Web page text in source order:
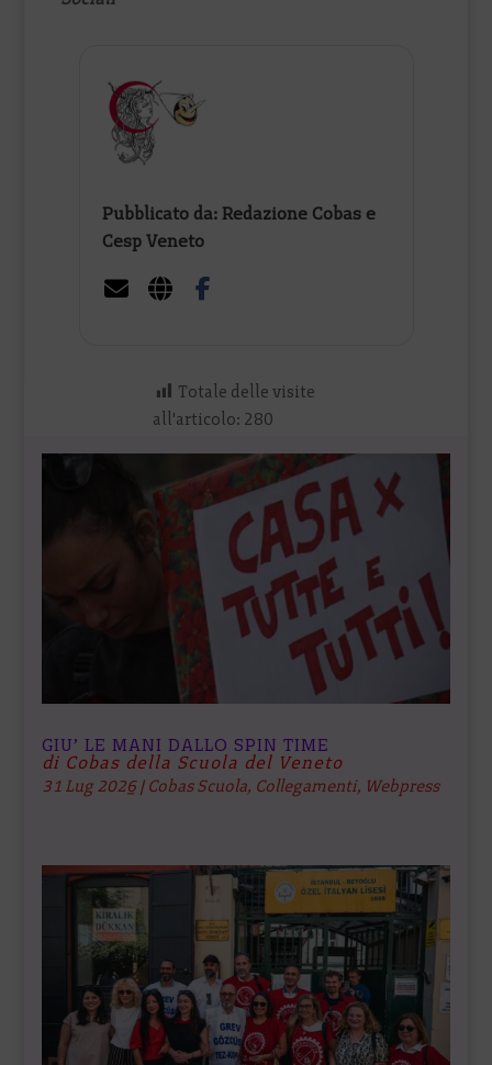
Pubblicato da: Redazione Cobas e
Cesp Veneto
Totale delle visite
all'articolo: 280
GIU’ LE MANI DALLO SPIN TIME
di Cobas della Scuola del Veneto
31 Lug 2026| Cobas Scuola, Collegamenti, Webpress